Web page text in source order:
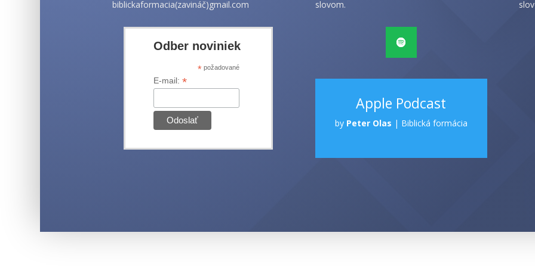
biblickaformacia(zavináč)gmail.com
Odber noviniek
*požadované
E-mail: *
slovom.
Apple Podcast
by Peter Olas | Biblická formácia